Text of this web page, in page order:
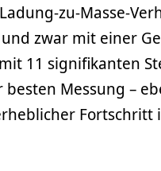
zu-Masse-
zwar mit einer
11 signifikanten
Messung –
Fortschritt